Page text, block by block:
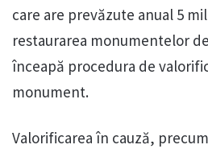
care are prevăzute anual 5
restaurarea monumentelor
înceapă procedura de
monument.
Valorificarea în cauză,